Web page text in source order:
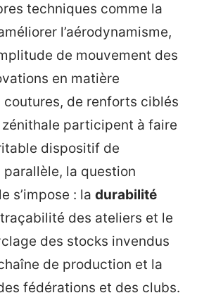
techniques comme la
l’aérodynamisme,
de mouvement des
en matière
coutures, de renforts ciblés
participent à faire
dispositif de
la question
s’impose : la durabilité
des ateliers et le
des stocks invendus
de production et la
fédérations et des clubs.